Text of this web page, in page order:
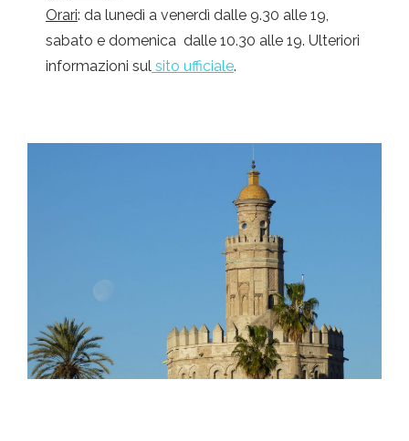
Orari: da lunedì a venerdì dalle 9.30 alle 19,
sabato e domenica dalle 10.30 alle 19. Ulteriori
informazioni sul sito ufficiale.